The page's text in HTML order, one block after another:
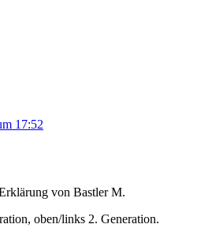
17:52
von Bastler M.
oben/links 2. Generation.